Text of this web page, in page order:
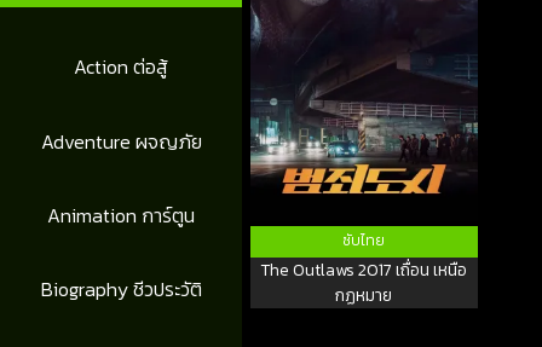
Action ต่อสู้
Adventure ผจญภัย
Animation การ์ตูน
Biography ชีวประวัติ
ซับไทย
The Outlaws 2017 เถื่อน เหนือ
กฏหมาย